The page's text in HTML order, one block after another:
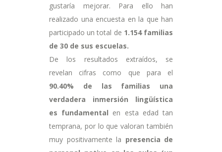
gustaría mejorar. Para ello han
realizado una encuesta en la que han
participado un total de 1.154 familias
de 30 de sus escuelas.
De los resultados extraídos, se
revelan cifras como que para el
90.40% de las familias una
verdadera inmersión lingüística
es fundamental en esta edad tan
temprana, por lo que valoran también
muy positivamente la presencia de